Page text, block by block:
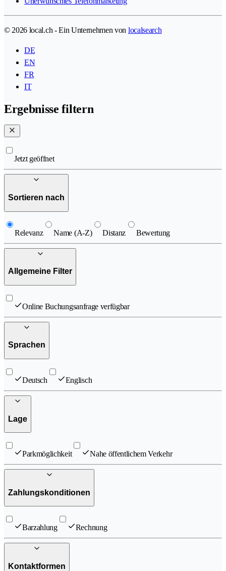
© 2026 local.ch - Ein Unternehmen von localsearch
DE
EN
FR
IT
Ergebnisse filtern
Jetzt geöffnet
Sortieren nach
Relevanz Name (A-Z) Distanz Bewertung
Allgemeine Filter
Online Buchungsanfrage verfügbar
Sprachen
Deutsch Englisch
Lage
Parkmöglichkeit Nahe öffentlichem Verkehr
Zahlungskonditionen
Barzahlung Rechnung
Kontaktformen